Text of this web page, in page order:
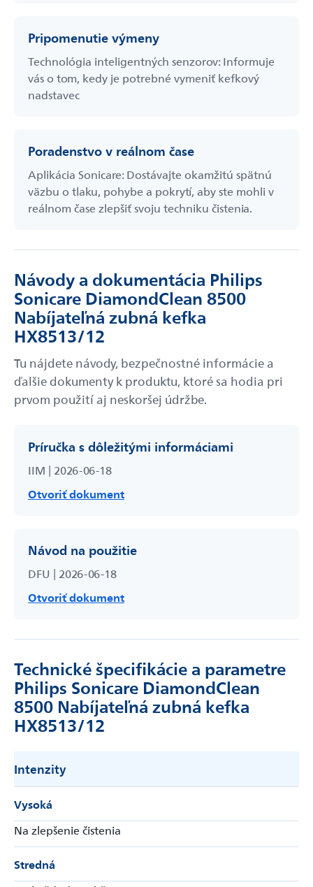
Pripomenutie výmeny
Technológia inteligentných senzorov: Informuje
vás o tom, kedy je potrebné vymeniť kefkový
nadstavec
Poradenstvo v reálnom čase
Aplikácia Sonicare: Dostávajte okamžitú spätnú
väzbu o tlaku, pohybe a pokrytí, aby ste mohli v
reálnom čase zlepšiť svoju techniku čistenia.
Návody a dokumentácia Philips
Sonicare DiamondClean 8500
Nabíjateľná zubná kefka
HX8513/12
Tu nájdete návody, bezpečnostné informácie a
ďalšie dokumenty k produktu, ktoré sa hodia pri
prvom použití aj neskoršej údržbe.
Príručka s dôležitými informáciami
IIM | 2026-06-18
Otvoriť dokument
Návod na použitie
DFU | 2026-06-18
Otvoriť dokument
Technické špecifikácie a parametre
Philips Sonicare DiamondClean
8500 Nabíjateľná zubná kefka
HX8513/12
Intenzity
Vysoká
Na zlepšenie čistenia
Stredná